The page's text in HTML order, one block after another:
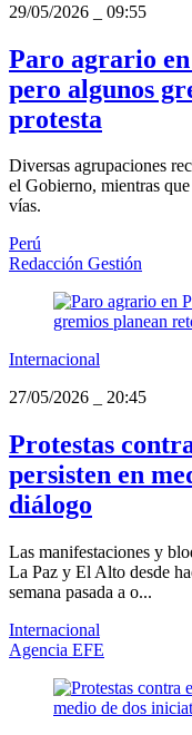
29/05/2026
09:55
Paro agrario
pero algunos
protesta
Diversas agrupaciones
el Gobierno, mientras
vías.
Perú
Redacción Gestión
Internacional
27/05/2026
20:45
Protestas
persisten en
diálogo
Las manifestaciones y
La Paz y El Alto desde
semana pasada a o...
Internacional
Agencia EFE